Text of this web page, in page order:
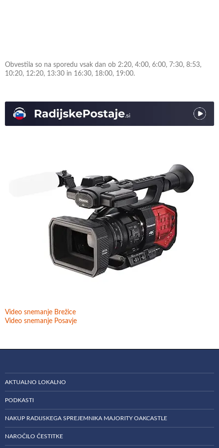
Obvestila so na sporedu vsak dan ob 2:20, 4:00, 6:00, 7:30, 8:53,
10:20, 12:20, 13:30 in 16:30, 18:00, 19:00.
Video snemanje Brežice
Video snemanje Posavje
AKTUALNO LOKALNO
PODKASTI
NAKUP RADIJSKEGA SPREJEMNIKA MAJORITY OAKCASTLE
NAROČILO ČESTITKE